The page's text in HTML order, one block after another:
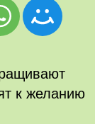
к желанию